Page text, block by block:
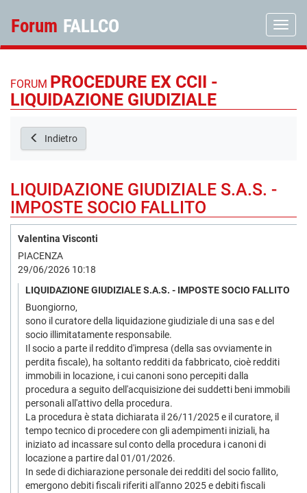
Forum FALLCO
FORUM PROCEDURE EX CCII -
LIQUIDAZIONE GIUDIZIALE
Indietro
LIQUIDAZIONE GIUDIZIALE S.A.S. -
IMPOSTE SOCIO FALLITO
Valentina Visconti
PIACENZA
29/06/2026 10:18
LIQUIDAZIONE GIUDIZIALE S.A.S. - IMPOSTE SOCIO FALLITO
Buongiorno,
sono il curatore della liquidazione giudiziale di una sas e del
socio illimitatamente responsabile.
Il socio a parte il reddito d'impresa (della sas ovviamente in
perdita fiscale), ha soltanto redditi da fabbricato, cioè redditi
immobili in locazione, i cui canoni sono percepiti dalla
procedura a seguito dell'acquisizione dei suddetti beni immobili
personali all'attivo della procedura.
La procedura è stata dichiarata il 26/11/2025 e il curatore, il
tempo tecnico di procedere con gli adempimenti iniziali, ha
iniziato ad incassare sul conto della procedura i canoni di
locazione a partire dal 01/01/2026.
In sede di dichiarazione personale dei redditi del socio fallito,
emergono debiti fiscali riferiti all'anno 2025 e debiti fiscali